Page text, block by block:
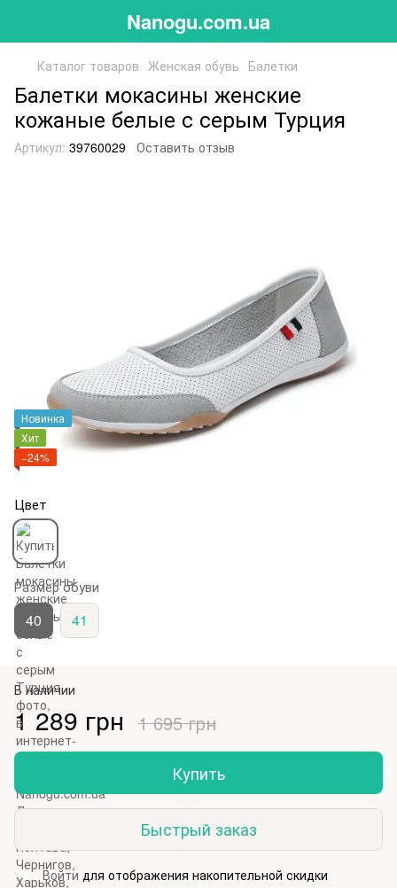
Nanogu.com.ua
Каталог товаров Женская обувь Балетки
Балетки мокасины женские
кожаные белые с серым Турция
Артикул: 39760029 Оставить отзыв
Новинка
Хит
−24%
Цвет
Размер обуви
40 41
В наличии
1 289 грн 1 695 грн
Купить
Быстрый заказ
% Войти для отображения накопительной скидки